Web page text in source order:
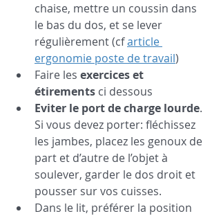
chaise, mettre un coussin dans
le bas du dos, et se lever
régulièrement (cf article
ergonomie poste de travail)
Faire les exercices et
étirements ci dessous
Eviter le port de charge lourde.
Si vous devez porter: fléchissez
les jambes, placez les genoux de
part et d’autre de l’objet à
soulever, garder le dos droit et
pousser sur vos cuisses.
Dans le lit, préférer la position